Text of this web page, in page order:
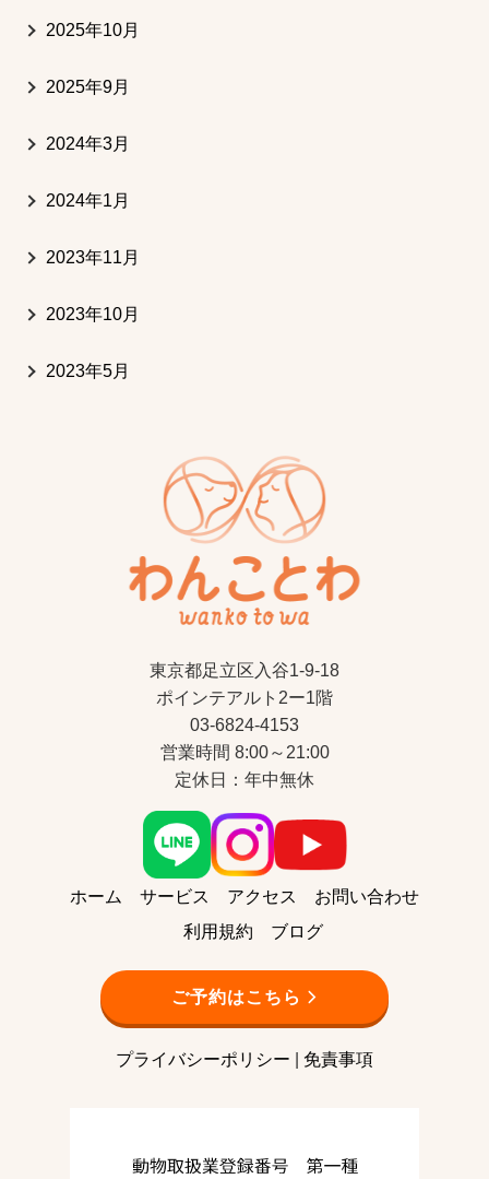
2025年10月
2025年9月
2024年3月
2024年1月
2023年11月
2023年10月
2023年5月
東京都足立区入谷1-9-18
ポインテアルト2ー1階
03-6824-4153
営業時間 8:00～21:00
定休日：年中無休
ホーム サービス アクセス
お問い合わせ
利用規約
ブログ
ご予約はこちら
プライバシーポリシー | 免責事項